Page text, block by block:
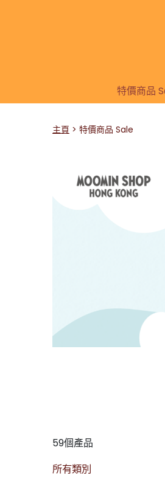
特價商品
主頁 特價商品 Sale
59個產品
所有類別